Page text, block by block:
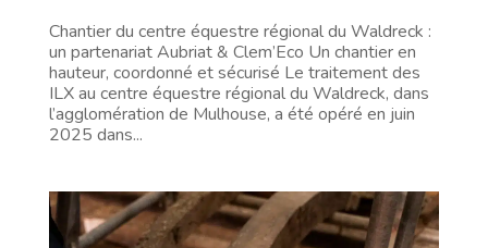
Chantier du centre équestre régional du Waldreck :
un partenariat Aubriat & Clem’Eco Un chantier en
hauteur, coordonné et sécurisé Le traitement des
ILX au centre équestre régional du Waldreck, dans
l’agglomération de Mulhouse, a été opéré en juin
2025 dans...